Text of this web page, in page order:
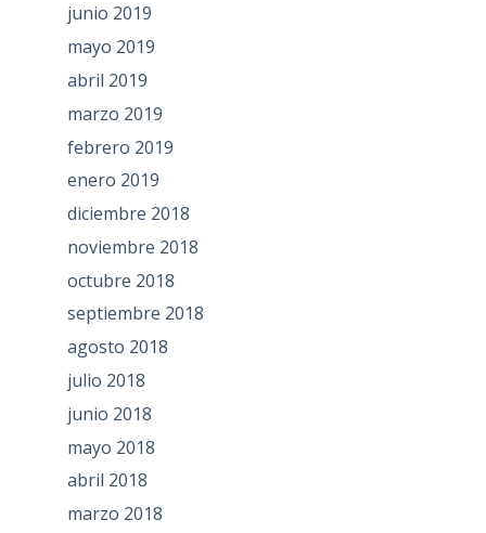
junio 2019
mayo 2019
abril 2019
marzo 2019
febrero 2019
enero 2019
diciembre 2018
noviembre 2018
octubre 2018
septiembre 2018
agosto 2018
julio 2018
junio 2018
mayo 2018
abril 2018
marzo 2018